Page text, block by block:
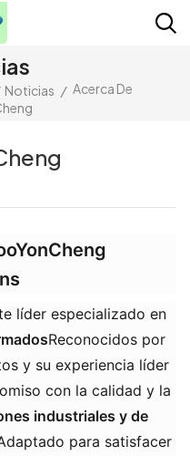
Noticias / Acerca De
líder especializado en
Reconocidos por
y su experiencia líder
con la calidad y la
industriales y de
para satisfacer